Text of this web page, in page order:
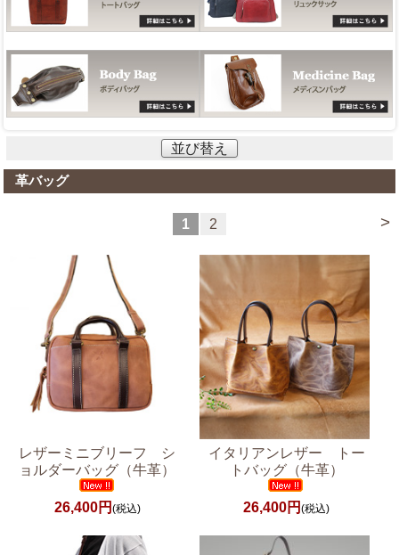
並び替え
革バッグ
>
1 2
レザーミニブリーフ シ
ョルダーバッグ（牛革）
26,400円 (税込)
イタリアンレザー トー
トバッグ（牛革）
26,400円(税込)